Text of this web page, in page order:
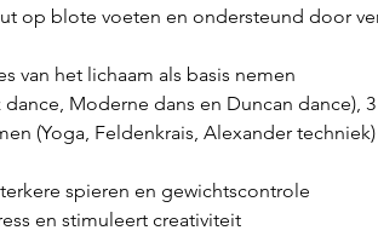
op blote voeten en ondersteund door
van het lichaam als basis nemen
Moderne dans en Duncan dance), 3
(Yoga, Feldenkrais, Alexander techniek)
spieren en gewichtscontrole
en stimuleert creativiteit